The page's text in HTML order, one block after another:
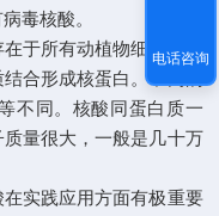
毒核酸。
于所有动植物细胞、微
合形成核蛋白。不同的
不同。核酸同蛋白质一
量很大，一般是几十万
实践应用方面有极重要
电话咨询